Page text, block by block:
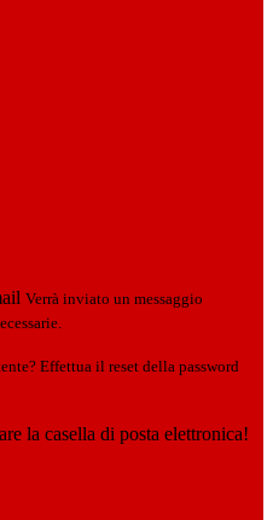
Verrà inviato un messaggio
Effettua il reset della password
la casella di posta elettronica!